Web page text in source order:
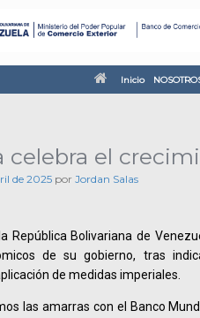
Inicio
celebra el
de 2025 por Jordan Salas
República Bolivariana de
de su gobierno, tras
de medidas imperiales.
las amarras con el Banco